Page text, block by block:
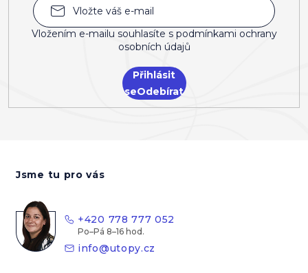
Vložením e-mailu souhlasíte s podmínkami ochrany
osobních údajů
Přihlásit
se
Jsme tu pro vás
+420 778 777 052
info@utopy.cz